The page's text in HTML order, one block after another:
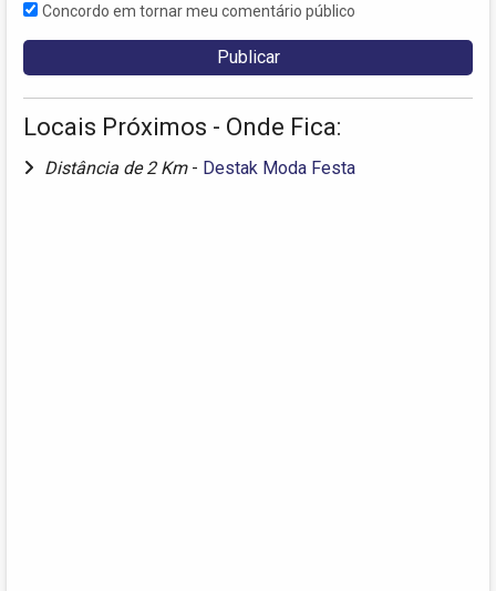
Concordo em tornar meu comentário público
Locais Próximos - Onde Fica:
Distância de 2 Km - Destak Moda Festa